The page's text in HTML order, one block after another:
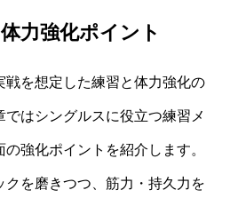
力強化ポイント
戦を想定した練習と体力強化の
はシングルスに役立つ練習メ
強化ポイントを紹介します。
を磨きつつ、筋力・持久力を